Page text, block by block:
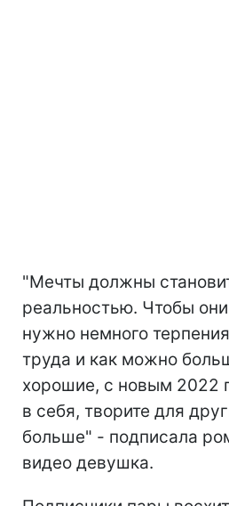
"Мечты должны
реальностью. Чтобы
нужно немного
труда и как можно
хорошие, с новым 2022
в себя, творите для
больше" - подписала
видео девушка.